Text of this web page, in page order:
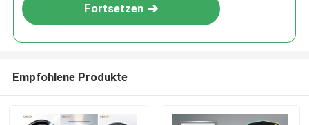
Fortsetzen
Empfohlene Produkte